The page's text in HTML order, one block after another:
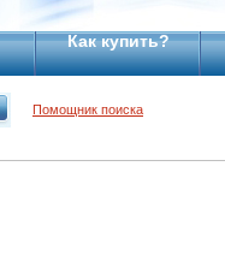
Как купить?
Помощник поиска